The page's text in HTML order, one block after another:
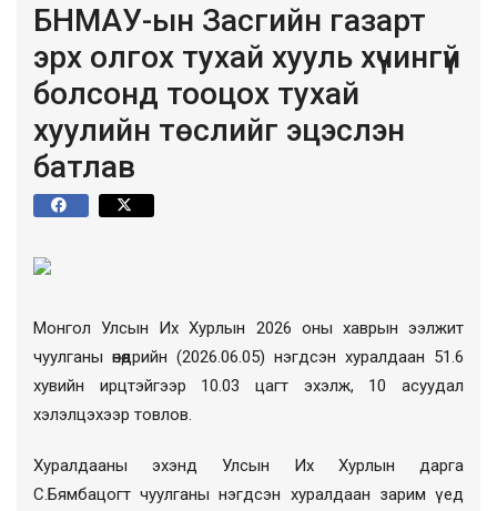
БНМАУ-ын Засгийн газарт
эрх олгох тухай хууль хүчингүй
болсонд тооцох тухай
хуулийн төслийг эцэслэн
батлав
Монгол Улсын Их Хурлын 2026 оны хаврын ээлжит
чуулганы өнөөдрийн (2026.06.05) нэгдсэн хуралдаан 51.6
хувийн ирцтэйгээр 10.03 цагт эхэлж, 10 асуудал
хэлэлцэхээр товлов.
Хуралдааны эхэнд Улсын Их Хурлын дарга
С.Бямбацогт чуулганы нэгдсэн хуралдаан зарим үед